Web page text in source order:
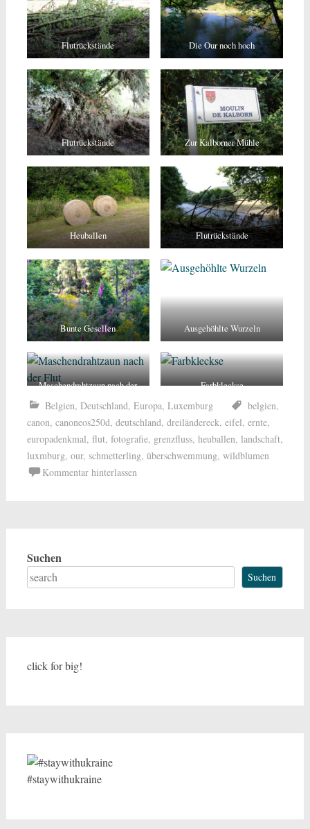
Flutrückstände Die Our noch hoch
Flutrückstände Zur Kalborner Mühle
Heuballen Flutrückstände
Bunte Gesellen Ausgehöhlte Wurzeln
Maschendrahtzaun nach der
Farbkleckse
Belgien, Deutschland, Europa, Luxemburg belgien,
canon, canoneos250d, deutschland, dreiländereck, eifel, ernte,
europadenkmal, flut, fotografie, grenzfluss, heuballen, landschaft,
luxmburg, our, schmetterling, überschwemmung, wildblumen
Kommentar hinterlassen
Suchen
Suchen
click for big!
#staywithukraine